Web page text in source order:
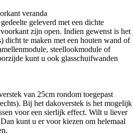
veranda
geleverd met een dichte
zijn open. Indien gewenst is het
dicht te maken met een houten wand of
steellookmodule of
kunt u ook glasschuifwanden
van 25cm rondom toegepast
Bij het dakoverstek is het mogelijk
voor een sierlijk effect. Wilt u liever
kunt u er voor kiezen om helemaal